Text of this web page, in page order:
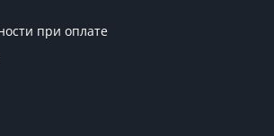
при оплате